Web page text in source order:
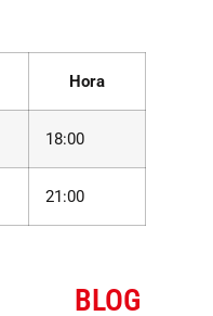
Hora
18:00
21:00
BLOG